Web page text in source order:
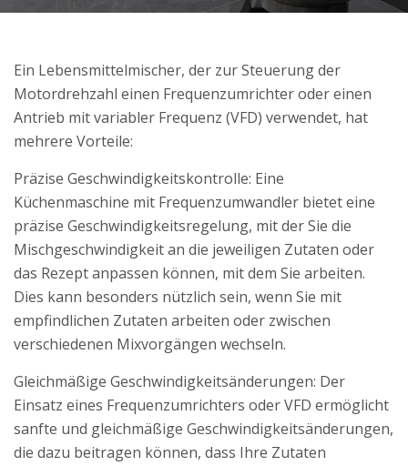
Ein Lebensmittelmischer, der zur Steuerung der
Motordrehzahl einen Frequenzumrichter oder einen
Antrieb mit variabler Frequenz (VFD) verwendet, hat
mehrere Vorteile:
Präzise Geschwindigkeitskontrolle: Eine
Küchenmaschine mit Frequenzumwandler bietet eine
präzise Geschwindigkeitsregelung, mit der Sie die
Mischgeschwindigkeit an die jeweiligen Zutaten oder
das Rezept anpassen können, mit dem Sie arbeiten.
Dies kann besonders nützlich sein, wenn Sie mit
empfindlichen Zutaten arbeiten oder zwischen
verschiedenen Mixvorgängen wechseln.
Gleichmäßige Geschwindigkeitsänderungen: Der
Einsatz eines Frequenzumrichters oder VFD ermöglicht
sanfte und gleichmäßige Geschwindigkeitsänderungen,
die dazu beitragen können, dass Ihre Zutaten